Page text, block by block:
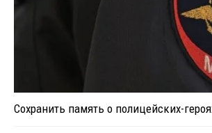
Сохранить память о полицейских-